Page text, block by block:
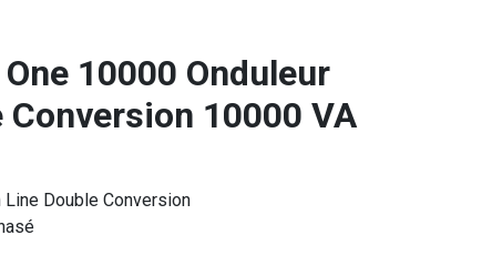
10000 Onduleur
Conversion 10000 VA
Line Double Conversion